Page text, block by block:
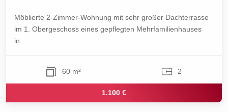
Möblierte 2-Zimmer-Wohnung mit sehr großer Dachterrasse
im 1. Obergeschoss eines gepflegten Mehrfamilienhauses
in...
60 m² 2
1.100 €